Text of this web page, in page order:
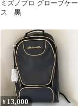
ミズノプロ グローブケー
ス 黒
¥ 13,000